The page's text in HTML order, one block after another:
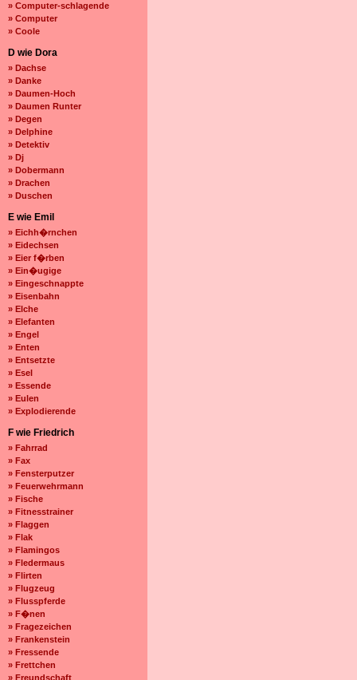
» Computer-schlagende
» Computer
» Coole
D wie Dora
» Dachse
» Danke
» Daumen-Hoch
» Daumen Runter
» Degen
» Delphine
» Detektiv
» Dj
» Dobermann
» Drachen
» Duschen
E wie Emil
» Eichh�rnchen
» Eidechsen
» Eier f�rben
» Ein�ugige
» Eingeschnappte
» Eisenbahn
» Elche
» Elefanten
» Engel
» Enten
» Entsetzte
» Esel
» Essende
» Eulen
» Explodierende
F wie Friedrich
» Fahrrad
» Fax
» Fensterputzer
» Feuerwehrmann
» Fische
» Fitnesstrainer
» Flaggen
» Flak
» Flamingos
» Fledermaus
» Flirten
» Flugzeug
» Flusspferde
» F�nen
» Fragezeichen
» Frankenstein
» Fressende
» Frettchen
» Freundschaft